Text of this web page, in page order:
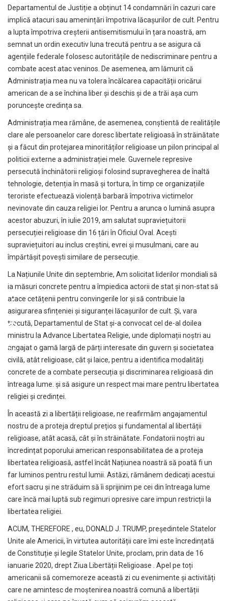
Departamentul de Justiție a obținut 14 condamnări în cazuri care
implică atacuri sau amenințări împotriva lăcașurilor de cult. Pentru
a lupta împotriva creșterii antisemitismului în țara noastră, am
semnat un ordin executiv luna trecută pentru a se asigura că
agențiile federale folosesc autoritățile de nediscriminare pentru a
combate acest atac veninos. De asemenea, am lămurit că
Administrația mea nu va tolera încălcarea capacității oricărui
american de a se închina liber și deschis și de a trăi așa cum
poruncește credința sa.
Administrația mea rămâne, de asemenea, conștientă de realitățile
clare ale persoanelor care doresc libertate religioasă în străinătate
și a făcut din protejarea minorităților religioase un pilon principal al
politicii externe a administrației mele. Guvernele represive
persecută închinătorii religioși folosind supravegherea de înaltă
tehnologie, detenția în masă și tortura, în timp ce organizațiile
teroriste efectuează violență barbară împotriva victimelor
nevinovate din cauza religiei lor. Pentru a arunca o lumină asupra
acestor abuzuri, în iulie 2019, am salutat supraviețuitorii
persecuției religioase din 16 țări în Oficiul Oval. Acești
supraviețuitori au inclus creștini, evrei și musulmani, care au
împărtășit povești similare de persecuție.
La Națiunile Unite din septembrie, Am solicitat liderilor mondiali să
ia măsuri concrete pentru a împiedica actorii de stat și non-stat să
atace cetățenii pentru convingerile lor și să contribuie la
asigurarea sfințeniei și siguranței lăcașurilor de cult. Și, vara
trecută, Departamentul de Stat și-a convocat cel de-al doilea
ministru la Advance Libertatea Religie, unde diplomații noștri au
angajat o gamă largă de părți interesate din guvern și societatea
civilă, atât religioase, cât și laice, pentru a identifica modalități
concrete de a combate persecuția și discriminarea religioasă din
întreaga lume. și să asigure un respect mai mare pentru libertatea
religiei și credinței.
În această zi a libertății religioase, ne reafirmăm angajamentul
nostru de a proteja dreptul prețios și fundamental al libertății
religioase, atât acasă, cât și în străinătate. Fondatorii noștri au
încredințat poporului american responsabilitatea de a proteja
libertatea religioasă, astfel încât Națiunea noastră să poată fi un
far luminos pentru restul lumii. Astăzi, rămânem dedicați acestui
efort sacru și ne străduim să îi sprijinim pe cei din întreaga lume
care încă mai luptă sub regimuri opresive care impun restricții la
libertatea religiei.
ACUM, THEREFORE , eu, DONALD J. TRUMP, președintele Statelor
Unite ale Americii, în virtutea autorității care îmi este încredințată
de Constituție și legile Statelor Unite, proclam, prin data de 16
ianuarie 2020, drept Ziua Libertății Religioase . Apel pe toți
americanii să comemoreze această zi cu evenimente și activități
care ne amintesc de moștenirea noastră comună a libertății